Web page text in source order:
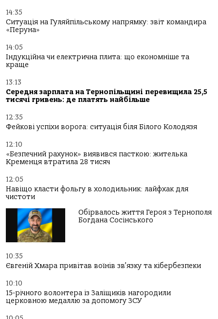
14:35
Ситуація на Гуляйпільському напрямку: звіт командира
«Перуна»
14:05
Індукційна чи електрична плита: що економніше та
краще
13:13
Середня зарплата на Тернопільщині перевищила 25,5
тисячі гривень: де платять найбільше
12:35
Фейкові успіхи ворога: ситуація біля Білого Колодязя
12:10
«Безпечний рахунок» виявився пасткою: жителька
Кременця втратила 28 тисяч
12:05
Навіщо класти фольгу в холодильник: лайфхак для
чистоти
Обірвалось життя Героя з Тернополя
Богдана Сосінського
10:35
Євгеній Хмара привітав воїнів зв’язку та кібербезпеки
10:10
15-річного волонтера із Заліщиків нагородили
церковною медаллю за допомогу ЗСУ